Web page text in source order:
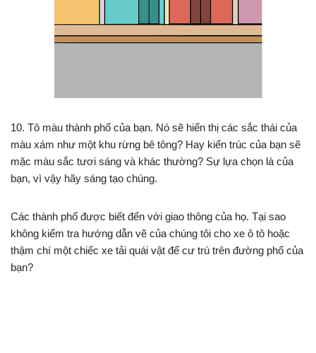
10. Tô màu thành phố của bạn. Nó sẽ hiển thị các sắc thái của
màu xám như một khu rừng bê tông? Hay kiến ​​trúc của bạn sẽ
mặc màu sắc tươi sáng và khác thường? Sự lựa chọn là của
bạn, vì vậy hãy sáng tạo chúng.
Các thành phố được biết đến với giao thông của họ. Tại sao
không kiểm tra hướng dẫn vẽ của chúng tôi cho xe ô tô hoặc
thậm chí một chiếc xe tải quái vật để cư trú trên đường phố của
bạn?